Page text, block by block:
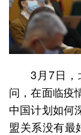
3月7日
问，在面临疫
中国计划如何
盟关系没有最